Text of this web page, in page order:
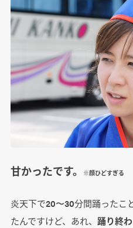
甘かったです。 ※顔ひどすぎる
炎天下で20〜30分間踊ったこ
たんですけど、あれ、 踊り終